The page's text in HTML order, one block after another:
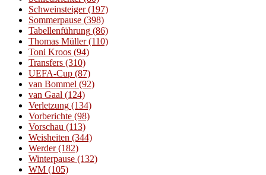
Schweinsteiger(197)
Sommerpause (398)
Tabellenführung (86)
Thomas Müller(110)
Toni Kroos (94)
Transfers (310)
UEFA-Cup (87)
van Bommel (92)
van Gaal (124)
Verletzung (134)
Vorberichte (98)
Vorschau (113)
Weisheiten (344)
Werder(182)
Winterpause (132)
WM (105)